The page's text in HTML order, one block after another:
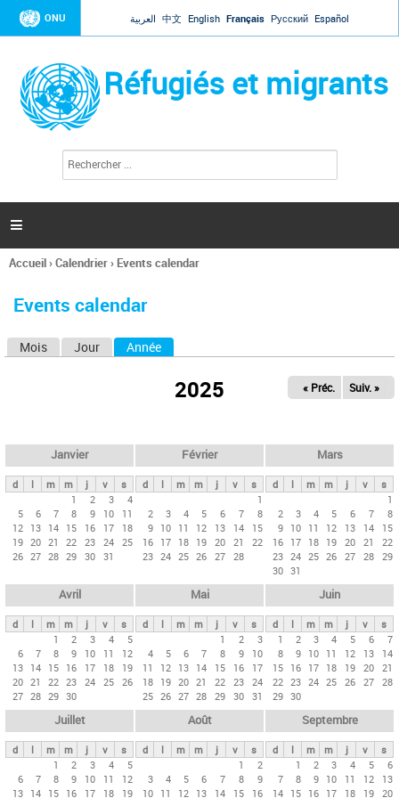
Jump to navigation
ONU العربية 中文 English Français Русский Español
Réfugiés et migrants
l
c
c
h
e

Vous
ici
Accueil›Calendrier› Events calendar
Events calendar
s
p
n
c
i
p
Mois Jour Année
2025 « Préc. Suiv. »
Janvier
d l m m j v
s
1
2 3
4
5
6 7 8 9 10
11
12 13 14 15 16 17
18
19 20 21 22 23 24 25
26 27 28 29 30 31
Février
d l m m j v
s
1
2
3 4 5 6 7
8
9 10 11 12 13 14
15
16 17 18 19 20 21
22
23 24 25 26 27 28
Mars
d l m m j v
s
1
2
3 4 5 6 7
8
9 10 11 12 13 14
15
16 17 18 19 20 21
22
23 24 25 26 27 28 29
30 31
Avril
d l m m j v
s
1
2 3 4
5
6
7 8 9 10 11
12
13 14 15 16 17 18
19
20 21 22 23 24 25 26
27 28 29 30
Mai
d l m m j v
s
1
2
3
4
5 6 7 8 9
10
11
12 13 14 15 16
17
18 19 20 21 22 23 24
25 26 27 28 29 30 31
Juin
d l m m j v
s
1
2 3 4 5 6
7
8
9 10 11 12 13
14
15 16 17 18 19 20 21
22 23 24 25 26 27 28
29 30
Juillet
d l m m j v
s
1
2 3 4
5
6
7 8 9 10 11
12
13 14 15 16 17 18 19
Août
d l m m j v
s
1
2
3
4 5 6 7 8
9
10 11 12 13 14 15 16
Septembre
d l m m j v
s
1
2 3 4 5
6
7
8 9 10 11 12
13
14 15 16 17 18 19 20